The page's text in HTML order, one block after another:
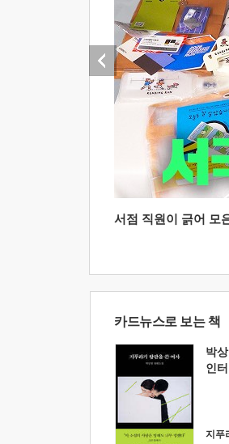
서점 직원이 긁어 모
카드뉴스로 보는 책
박
인
지푸